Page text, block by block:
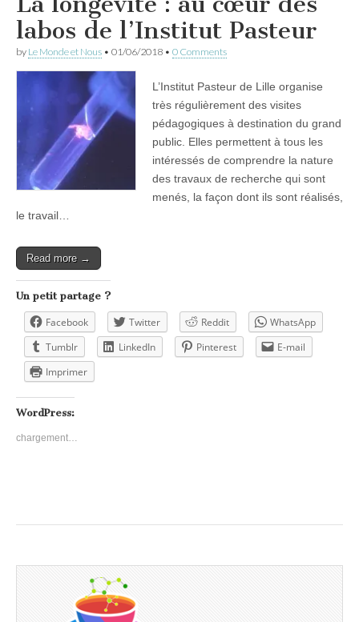
labos de l’Institut Pasteur
by Le Monde et Nous • 01/06/2018 • 0 Comments
L’Institut Pasteur de Lille organise
très régulièrement des visites
pédagogiques à destination du grand
public. Elles permettent à tous les
intéressés de comprendre la nature
des travaux de recherche qui sont
menés, la façon dont ils sont réalisés,
le travail…
Read more →
Un petit partage ?
Facebook Twitter Reddit
WhatsApp
Tumblr
LinkedIn Pinterest
E-mail
Imprimer
WordPress:
chargement…